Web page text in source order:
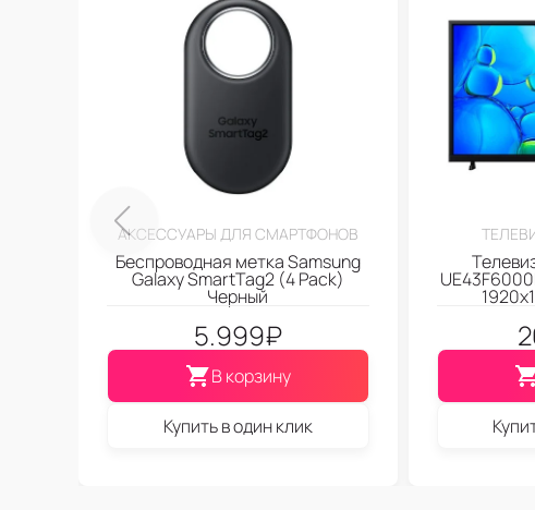
АКСЕССУАРЫ ДЛЯ СМАРТФОНОВ
Беспроводная метка Samsung
Galaxy SmartTag2 (4 Pack)
Черный
5.999₽
В корзину
Купить в один клик